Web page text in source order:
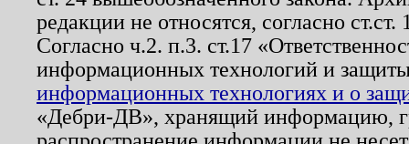
редакции не относятся, согласно
Согласно ч.2. п.3. ст.17
информационных технологий и
информационных технологиях и о
«Дебри-ДВ», хранящий информацию,